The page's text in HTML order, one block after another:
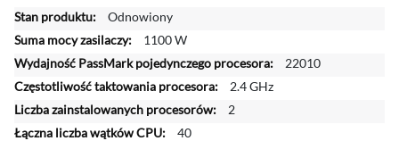
c
e
j
i
f
o
Odnowiony
1100 W
22010
2.4 GHz
2
40